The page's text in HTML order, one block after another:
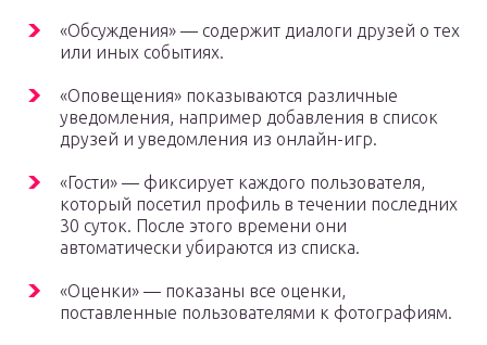
«Обсуждения» — содержит диалоги друзей о тех
или иных событиях.
«Оповещения» показываются различные
уведомления, например добавления в список
друзей и уведомления из онлайн-игр.
«Гости» — фиксирует каждого пользователя,
который посетил профиль в течении последних
30 суток. После этого времени они
автоматически убираются из списка.
«Оценки» — показаны все оценки,
поставленные пользователями к фотографиям.